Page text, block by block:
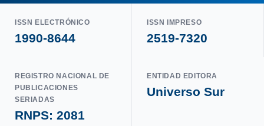
ISSN ELECTRÓNICO
1990-8644
ISSN IMPRESO
2519-7320
REGISTRO NACIONAL DE
PUBLICACIONES
SERIADAS
RNPS: 2081
ENTIDAD EDITORA
Universo Sur